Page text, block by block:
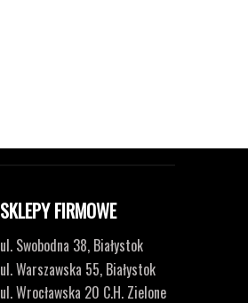
SKLEPY FIRMOWE
ul. Swobodna 38, Białystok
ul. Warszawska 55, Białystok
ul. Wrocławska 20 C.H. Zielone